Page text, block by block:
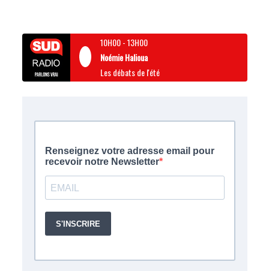
10H00-13H00
Noémie Halioua
Les débats de l'été